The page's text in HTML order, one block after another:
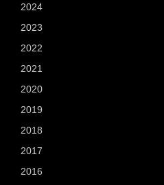
2024
2023
2022
2021
2020
2019
2018
2017
2016